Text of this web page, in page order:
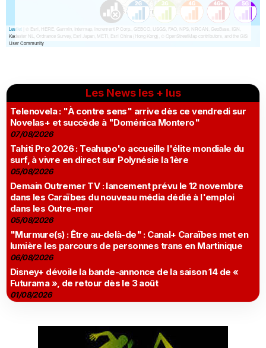
Les News les + lus
Telenovela : "À contre sens" arrive dès ce vendredi sur
Novelas+ et succède à "Doménica Montero"
07/08/2026
Tahiti Pro 2026 : Teahupo'o accueille l'élite mondiale du
surf, à vivre en direct sur Polynésie la 1ère
05/08/2026
Demain Outremer TV : lancement prévu le 12 novembre
dans les Caraïbes du nouveau média dédié à l'emploi
dans les Outre-mer
05/08/2026
"Murmure(s) : Être au-delà-de" : Canal+ Caraïbes met en
lumière les parcours de personnes trans en Martinique
06/08/2026
Disney+ dévoile la bande-annonce de la saison 14 de «
Futurama », de retour dès le 3 août
01/08/2026